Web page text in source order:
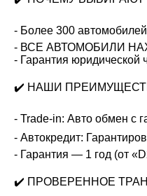
- Более 300
- ВСЕ АВТОМОБИЛИ
- Гарантия юридической
✔️ НАШИ
- Trade-in: Авто обмен с
- Автокредит:
- Гарантия — 1 год (от
✔️ ПРОВЕРЕННОЕ